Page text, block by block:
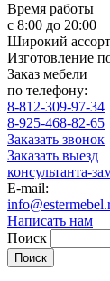
Время работы
с 8:00 до 20:00
Широкий
Изготовление
Заказ мебели
по телефону:
8-812-309-97-34
8-925-468-82-65
Заказать звонок
Заказать выезд
консультанта-
E-mail:
Написать нам
Поиск